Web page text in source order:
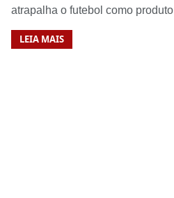
atrapalha o futebol como produto
LEIA MAIS